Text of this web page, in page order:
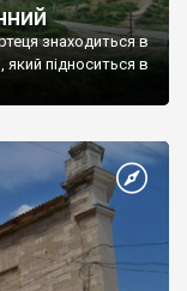
знаходиться в
який підноситься в